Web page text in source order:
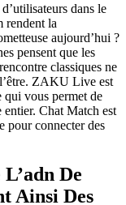
dans le
rendent la
aujourd’hui ?
pensent que les
classiques ne
l’être. ZAKU Live est
qui vous permet de
entier. Chat Match est
pour connecter des
De
Ainsi Des